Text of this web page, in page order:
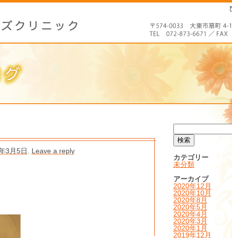
3月5日 Leave a reply
カテゴリー
未分類
アーカイブ
2020年12月
2020年10月
2020年8月
2020年5月
2020年4月
2020年3月
2020年1月
2019年12月